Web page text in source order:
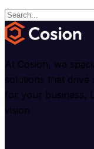
At Cosion, we
solutions that drive
for your business,
vision